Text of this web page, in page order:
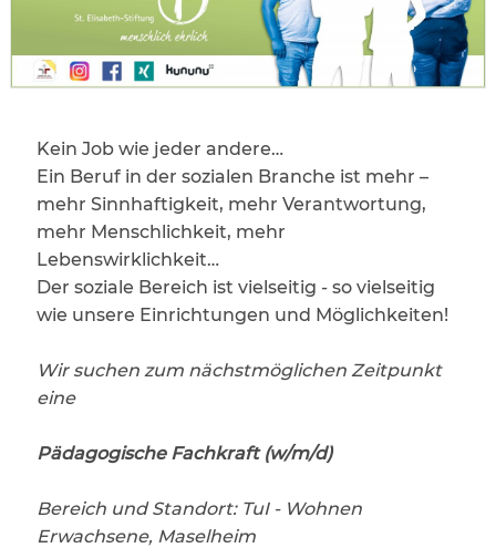
Kein Job wie jeder andere…
Ein Beruf in der sozialen Branche ist mehr –
mehr Sinnhaftigkeit, mehr Verantwortung,
mehr Menschlichkeit, mehr
Lebenswirklichkeit…
Der soziale Bereich ist vielseitig - so vielseitig
wie unsere Einrichtungen und Möglichkeiten!
Wir suchen zum nächstmöglichen Zeitpunkt
eine
Pädagogische Fachkraft (w/m/d)
Bereich und Standort: TuI - Wohnen
Erwachsene, Maselheim